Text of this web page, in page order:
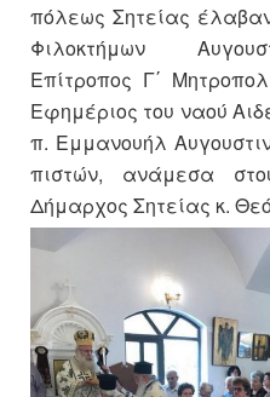
πόλεως Σητείας
Φιλοκτήμων
Επίτροπος Γ΄
Εφημέριος του ναού
π. Εμμανουήλ
πιστών, ανάμεσα
Δήμαρχος Σητείας κ.